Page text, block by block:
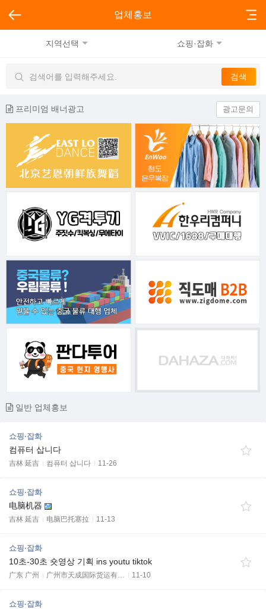
업체홍보
지역선택 쇼핑·잡화
프리미엄 배너광고 광고문의
일반 업체홍보
쇼핑·잡화
컴퓨터 삽니다
吉林 延吉 컴퓨터 삽니다 11-26
쇼핑·잡화
电脑机器
吉林 延吉 电脑巴托塞拉 11-13
쇼핑·잡화
10초-30초 숏영상 기획 ins youtu tiktok
广东 广州 广州市天成国际货运有… 11-10
쇼핑·잡화